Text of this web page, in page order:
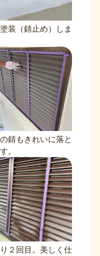
装（錆止め）しま
錆もきれいに落と
。
２回目。美しく仕